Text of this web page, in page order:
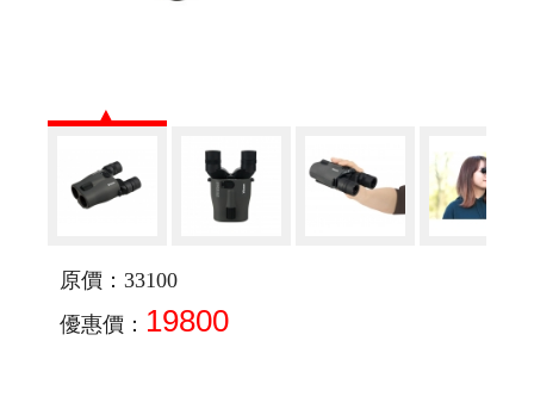
原價：33100
優惠價： 19800